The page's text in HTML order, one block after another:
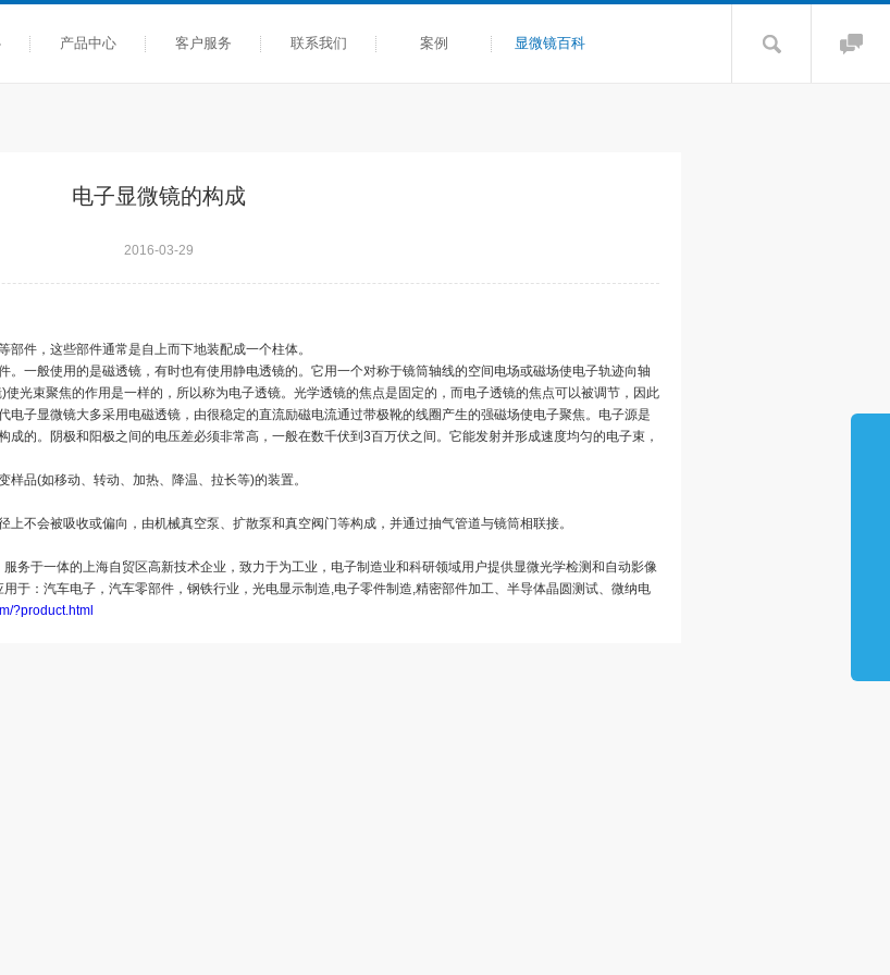
产品中心 客户服务 联系我们 案例 显微镜百科
电子显微镜的构成
2016-03-29
件，这些部件通常是自上而下地装配成一个柱体。
一般使用的是磁透镜，有时也有使用静电透镜的。它用一个对称于镜筒轴线的空间电场或磁场使电子轨迹向轴
光束聚焦的作用是一样的，所以称为电子透镜。光学透镜的焦点是固定的，而电子透镜的焦点可以被调节，因此
电子显微镜大多采用电磁透镜，由很稳定的直流励磁电流通过带极靴的线圈产生的强磁场使电子聚焦。电子源是
的。阴极和阳极之间的电压差必须非常高，一般在数千伏到3百万伏之间。它能发射并形成速度均匀的电子束，
品(如移动、转动、加热、降温、拉长等)的装置。
不会被吸收或偏向，由机械真空泵、扩散泵和真空阀门等构成，并通过抽气管道与镜筒相联接。
于一体的上海自贸区高新技术企业，致力于为工业，电子制造业和科研领域用户提供显微光学检测和自动影像
于：汽车电子，汽车零部件，钢铁行业，光电显示制造,电子零件制造,精密部件加工、半导体晶圆测试、微纳电
?product.html